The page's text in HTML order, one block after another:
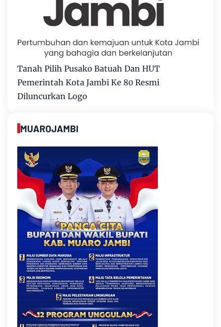
Tanah Pilih Pusako Batuah Dan HUT
Pemerintah Kota Jambi Ke 80 Resmi
Diluncurkan Logo
MUAROJAMBI